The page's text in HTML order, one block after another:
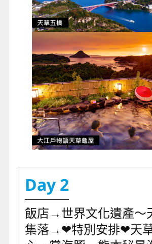
Day 2
飯店→世界文化遺產～
集落→❤特別安排❤天